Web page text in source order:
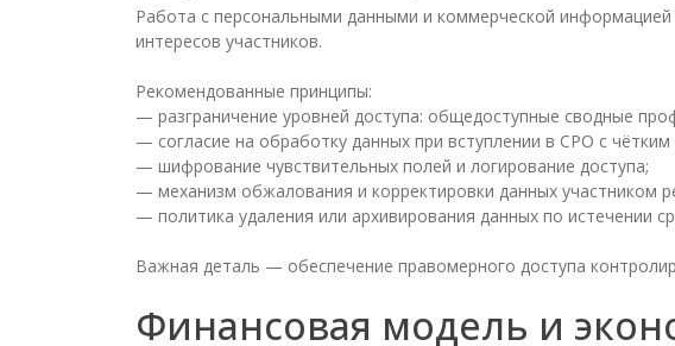
Работа с персональными данными и коммерческой
интересов участников.
Рекомендованные принципы:
— разграничение уровней доступа: общедоступные сводные
— согласие на обработку данных при вступлении в СРО с
— шифрование чувствительных полей и логирование доступа;
— механизм обжалования и корректировки данных участником
— политикa удаления или архивирования данных по истечении
Важная деталь — обеспечение правомерного доступа
Финансовая модель и